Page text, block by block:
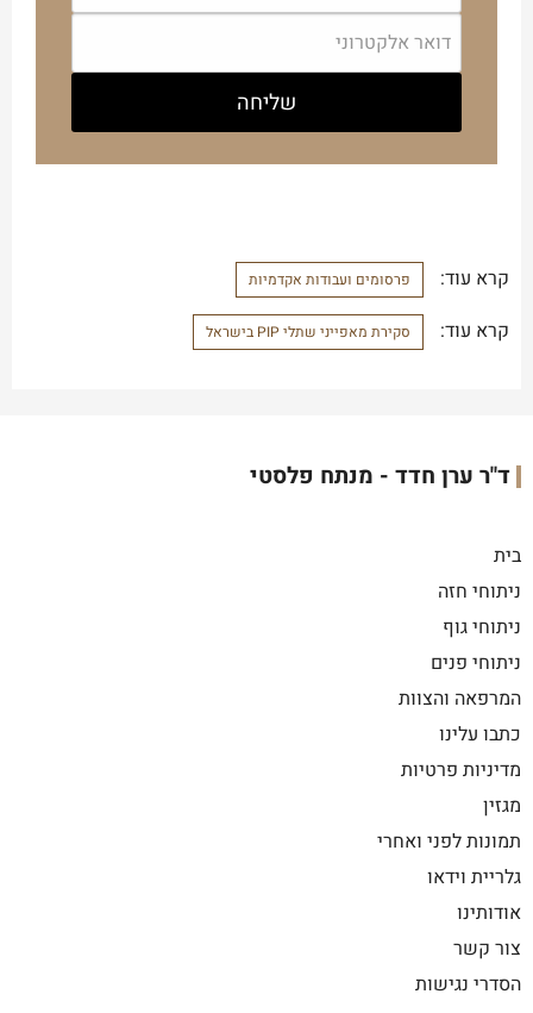
קרא עוד: פרסומים ועבודות אקדמיות
קרא עוד: סקירת מאפייני שתלי PIP בישראל
ד"ר ערן חדד - מנתח פלסטי
בית
ניתוחי חזה
ניתוחי גוף
ניתוחי פנים
המרפאה והצוות
כתבו עלינו
מדיניות פרטיות
מגזין
תמונות לפני ואחרי
גלריית וידאו
אודותינו
צור קשר
הסדרי נגישות